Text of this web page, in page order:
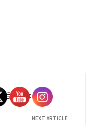
活動簡章
NEXT ARTICLE